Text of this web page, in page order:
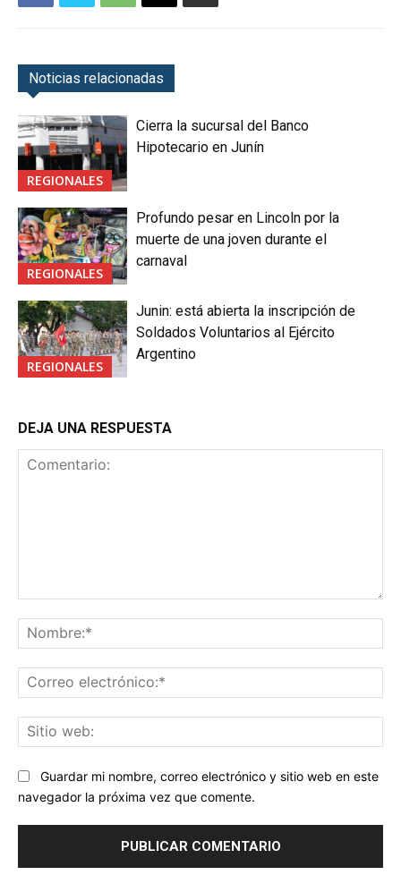
Noticias relacionadas
REGIONALES
Cierra la sucursal del Banco
Hipotecario en Junín
REGIONALES
Profundo pesar en Lincoln por la
muerte de una joven durante el
carnaval
REGIONALES
Junin: está abierta la inscripción de
Soldados Voluntarios al Ejército
Argentino
DEJA UNA RESPUESTA
Guardar mi nombre, correo electrónico y sitio web en este
navegador la próxima vez que comente.